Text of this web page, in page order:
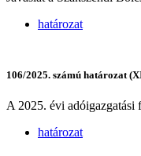
határozat
106/2025. számú határozat
A 2025. évi adóigazgatási
határozat